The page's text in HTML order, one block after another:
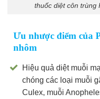
thuốc diệt côn trùng
Ưu nhược điểm của
nhôm
Hiệu quả diệt muỗi
chóng các loại muỗi
Culex, muỗi